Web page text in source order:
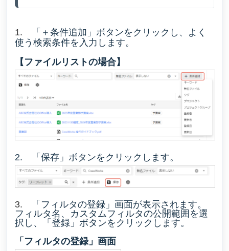
1.
「＋条件追加」ボタンをクリックし、よく
使う検索条件を入力します。
【ファイルリストの場合】
2. 「保存」ボタンをクリックします。
3.
「フィルタの登録」画面が表示されます。
フィルタ名、カスタムフィルタの公開範囲を選
択し、「登録」ボタンをクリックします。
「フィルタの登録」画面